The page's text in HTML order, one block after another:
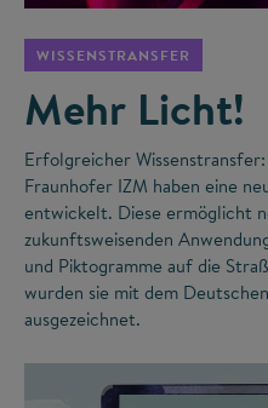
WISSENSTRANSFER
Mehr Licht!
Erfolgreicher
Fraunhofer IZM haben eine
entwickelt. Diese ermöglicht
zukunftsweisenden
und Piktogramme auf die
wurden sie mit dem
ausgezeichnet.